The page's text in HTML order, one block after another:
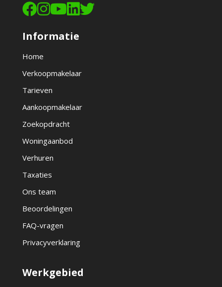
Informatie
Home
Verkoopmakelaar
Tarieven
Aankoopmakelaar
Zoekopdracht
Woningaanbod
Verhuren
Taxaties
Ons team
Beoordelingen
FAQ-vragen
Privacyverklaring
Werkgebied